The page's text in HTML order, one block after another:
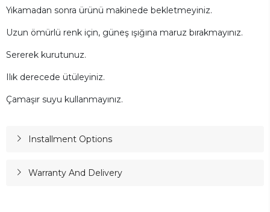
Yıkamadan sonra ürünü makinede bekletmeyiniz.
Uzun ömürlü renk için, güneş ışığına maruz bırakmayınız.
Sererek kurutunuz.
Ilık derecede ütüleyiniz.
Çamaşır suyu kullanmayınız.
Installment Options
Warranty And Delivery